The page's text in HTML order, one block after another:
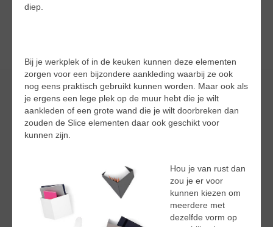
diep.
Bij je werkplek of in de keuken kunnen deze elementen
zorgen voor een bijzondere aankleding waarbij ze ook
nog eens praktisch gebruikt kunnen worden. Maar ook als
je ergens een lege plek op de muur hebt die je wilt
aankleden of een grote wand die je wilt doorbreken dan
zouden de Slice elementen daar ook geschikt voor
kunnen zijn.
Hou je van rust dan
zou je er voor
kunnen kiezen om
meerdere met
dezelfde vorm op